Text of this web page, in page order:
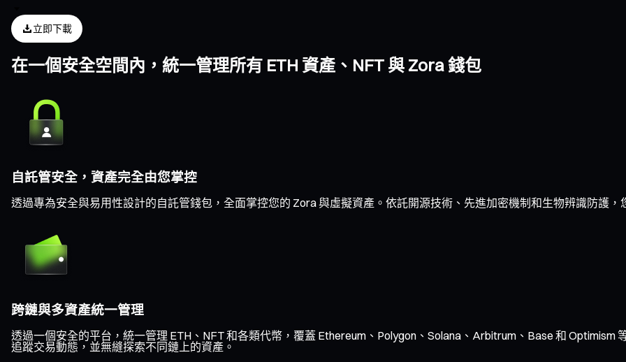
立即下載
在一個安全空間內，統一管理所有 ETH 資產、NFT 與 Zora 錢包
自託管安全，資產完全由您掌控
透過專為安全與易用性設計的自託管錢包，全面掌控您的 Zora 與虛擬資產。依託開源技術、先進加密機制和生物辨識防護，
跨鏈與多資產統一管理
透過一個安全的平台，統一管理 ETH、NFT 和各類代幣，覆蓋 Ethereum、Polygon、Solana、Arbitrum、Base 和 Optimism
追蹤交易動態，並無縫探索不同鏈上的資產。